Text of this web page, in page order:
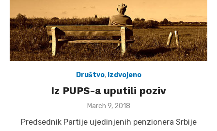
Društvo, Izdvojeno
Iz PUPS-a uputili poziv
Posted
March 9, 2018
Predsednik Partije ujedinjenih penzionera Srbije